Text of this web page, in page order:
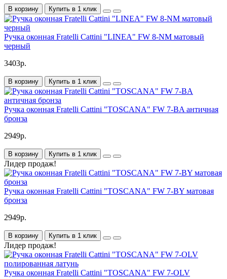
В корзину Купить в 1 клик
Ручка оконная Fratelli Cattini "LINEA" FW 8-NM матовый
черный
3403р.
В корзину Купить в 1 клик
Ручка оконная Fratelli Cattini "TOSCANA" FW 7-BA античная
бронза
2949р.
В корзину Купить в 1 клик
Лидер продаж!
Ручка оконная Fratelli Cattini "TOSCANA" FW 7-BY матовая
бронза
2949р.
В корзину Купить в 1 клик
Лидер продаж!
Ручка оконная Fratelli Cattini "TOSCANA" FW 7-OLV